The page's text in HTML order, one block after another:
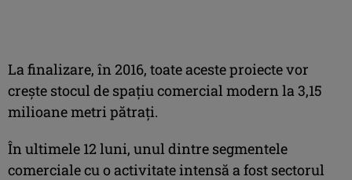
La finalizare, în 2016, toate aceste proiecte vor
creşte stocul de spaţiu comercial modern la 3,15
milioane metri pătraţi.
În ultimele 12 luni, unul dintre segmentele
comerciale cu o activitate intensă a fost sectorul